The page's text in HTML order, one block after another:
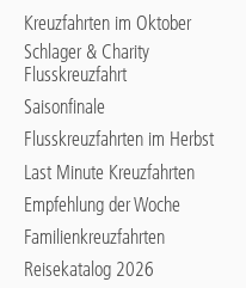
Kreuzfahrten im Oktober
Schlager & Charity
Flusskreuzfahrt
Saisonfinale
Flusskreuzfahrten im Herbst
Last Minute Kreuzfahrten
Empfehlung der Woche
Familienkreuzfahrten
Reisekatalog 2026